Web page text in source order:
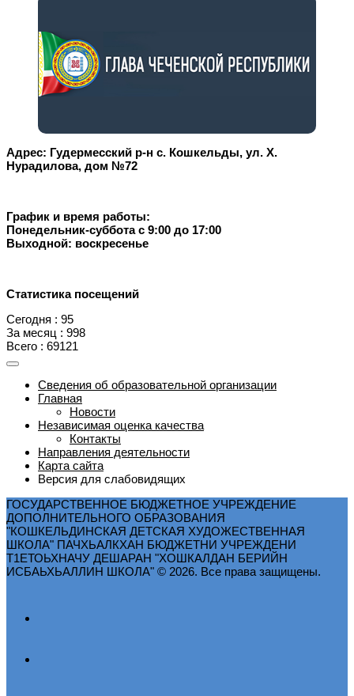
Адрес: Гудермесский р-н с. Кошкельды, ул. Х.
Нурадилова, дом №72
График и время работы:
Понедельник-суббота с 9:00 до 17:00
Выходной: воскресенье
Статистика посещений
Сегодня : 95
За месяц : 998
Всего : 69121
Сведения об образовательной организации
Главная
Новости
Независимая оценка качества
Контакты
Направления деятельности
Карта сайта
Версия для слабовидящих
ГОСУДАРСТВЕННОЕ БЮДЖЕТНОЕ УЧРЕЖДЕНИЕ
ДОПОЛНИТЕЛЬНОГО ОБРАЗОВАНИЯ
"КОШКЕЛЬДИНСКАЯ ДЕТСКАЯ ХУДОЖЕСТВЕННАЯ
ШКОЛА" ПАЧХЬАЛКХАН БЮДЖЕТНИ УЧРЕЖДЕНИ
Т1ЕТОЬХНАЧУ ДЕШАРАН "ХОШКАЛДАН БЕРИЙН
ИСБАЬХЬАЛЛИН ШКОЛА" © 2026. Все права защищены.